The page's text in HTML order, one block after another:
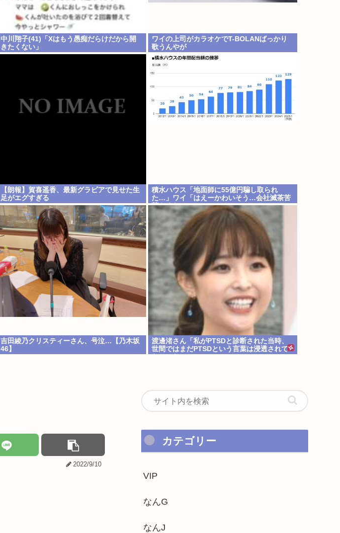
中川翔子(41)「Xはもう愚痴だらけだから開
きたくない」
ワイの上司がカラオケでT-BOLANばっかり
歌うんやが
【朗報】賀喜遥香、最新グラビアで見せた生
足がエグすぎる
積水ハウス「地面師に55億円騙し取られ
た…」ワイ「はえーかわいそう…会社滅茶苦
茶やろなぁ」
吉田綾乃クリスティーさん、号泣…【乃木坂
46】
渡邊渚さん「私がPTSDと診断された当時、
世間ではまだPTSDという言葉は浸透されて
2022/9/10
カテゴリー
VIP
なんG
なんJ